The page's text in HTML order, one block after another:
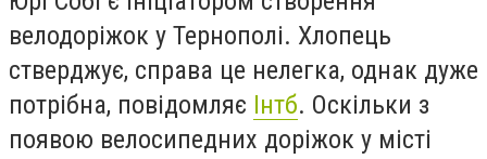
велодоріжок у Тернополі. Хлопець
стверджує, справа це нелегка, однак дуже
потрібна, повідомляє Інтб. Оскільки з
появою велосипедних доріжок у місті